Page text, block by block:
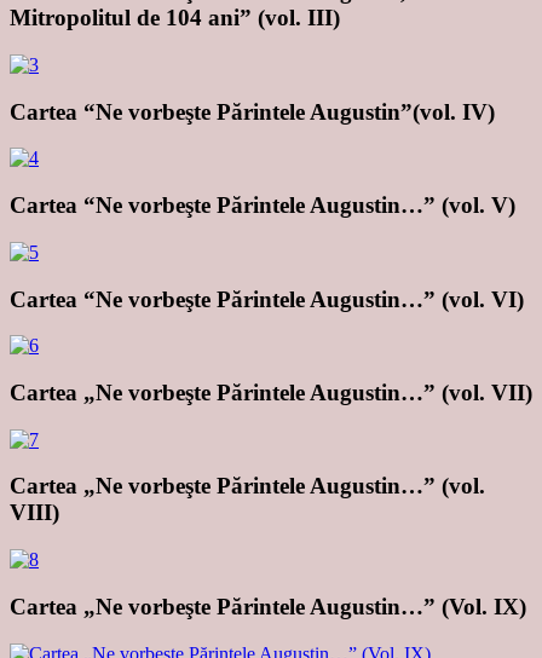
Mitropolitul de 104 ani” (vol. III)
Cartea “Ne vorbeşte Părintele Augustin”(vol. IV)
Cartea “Ne vorbeşte Părintele Augustin…” (vol. V)
Cartea “Ne vorbeşte Părintele Augustin…” (vol. VI)
Cartea „Ne vorbeşte Părintele Augustin…” (vol. VII)
Cartea „Ne vorbeşte Părintele Augustin…” (vol.
VIII)
Cartea „Ne vorbeşte Părintele Augustin…” (Vol. IX)